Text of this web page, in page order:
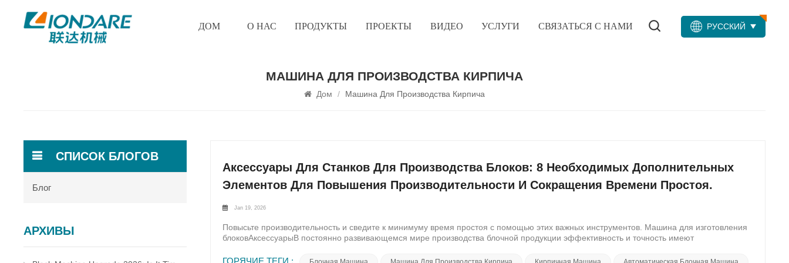
РУССКИЙ
ДОМ О НАС ПРОДУКТЫ ПРОЕКТЫ ВИДЕО УСЛУГИ СВЯЗАТЬСЯ С НАМИ
МАШИНА ДЛЯ ПРОИЗВОДСТВА КИРПИЧА
Дом / Машина Для Производства Кирпича
Аксессуары Для Станков Для Производства Блоков: 8 Необходимых Дополнительных
Элементов Для Повышения Производительности И Сокращения Времени Простоя.
Jan 19, 2026
Повысьте производительность и сведите к минимуму время простоя с помощью этих важных инструментов. Машина для изготовления
блоковАксессуарыВ постоянно развивающемся мире производства блочной продукции эффективность и точность имеют
инвестирования в специализированные аксессуары, разработанные для оптимизации производительности и сокращения времени
ГОРЯЧИЕ ТЕГИ :
СПИСОК БЛОГОВ
Блог
АРХИВЫ